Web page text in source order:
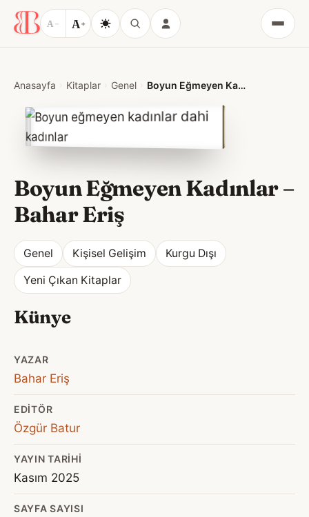
A − A+
Menü
Anasayfa Kitaplar Genel Boyun Eğmeyen Kadınlar
Boyun Eğmeyen Kadınlar–
Bahar Eriş
Genel Kişisel Gelişim Kurgu Dışı
Yeni Çıkan Kitaplar
Künye
YAZAR
Bahar Eriş
EDITÖR
Özgür Batur
YAYIN TARIHI
Kasım 2025
SAYFA SAYISI